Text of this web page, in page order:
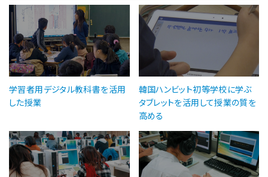
学習者用デジタル教科書を活用
した授業
韓国ハンビット初等学校に学ぶ
タブレットを活用して授業の質を
高める